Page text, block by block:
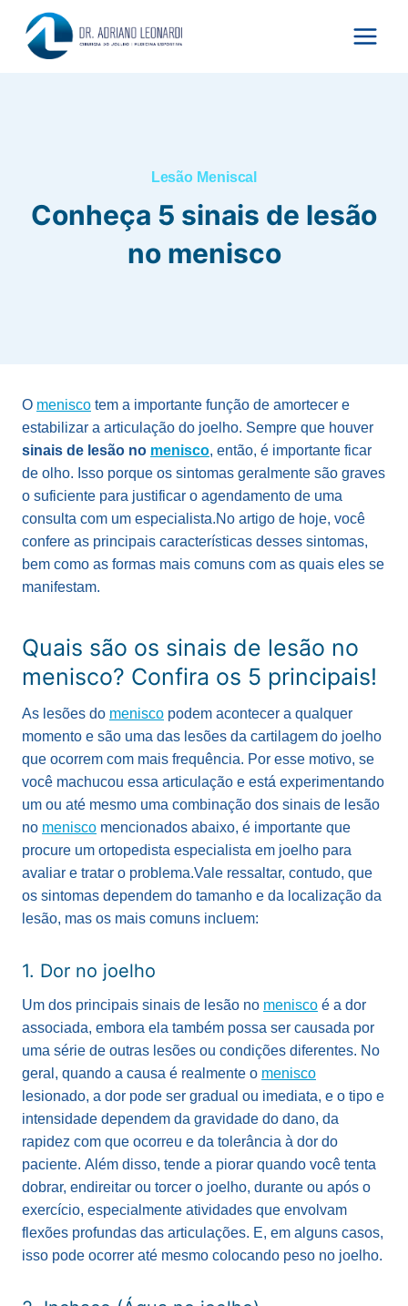
para
Lesão Meniscal
Conheça 5 sinais de lesão
no menisco
O menisco tem a importante função de amortecer e
estabilizar a articulação do joelho. Sempre que houver
sinais de lesão no menisco, então, é importante ficar
de olho. Isso porque os sintomas geralmente são graves
o suficiente para justificar o agendamento de uma
consulta com um especialista.No artigo de hoje, você
confere as principais características desses sintomas,
bem como as formas mais comuns com as quais eles se
manifestam.
Quais são os sinais de lesão no
menisco? Confira os 5 principais!
As lesões do menisco podem acontecer a qualquer
momento e são uma das lesões da cartilagem do joelho
que ocorrem com mais frequência. Por esse motivo, se
você machucou essa articulação e está experimentando
um ou até mesmo uma combinação dos sinais de lesão
no menisco mencionados abaixo, é importante que
procure um ortopedista especialista em joelho para
avaliar e tratar o problema.Vale ressaltar, contudo, que
os sintomas dependem do tamanho e da localização da
lesão, mas os mais comuns incluem:
1. Dor no joelho
Um dos principais sinais de lesão no menisco é a dor
associada, embora ela também possa ser causada por
uma série de outras lesões ou condições diferentes. No
geral, quando a causa é realmente o menisco
lesionado, a dor pode ser gradual ou imediata, e o tipo e
intensidade dependem da gravidade do dano, da
rapidez com que ocorreu e da tolerância à dor do
paciente. Além disso, tende a piorar quando você tenta
dobrar, endireitar ou torcer o joelho, durante ou após o
exercício, especialmente atividades que envolvam
flexões profundas das articulações. E, em alguns casos,
isso pode ocorrer até mesmo colocando peso no joelho.